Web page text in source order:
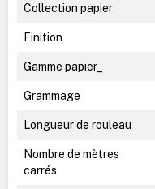
Collection papier
Finition
Gamme papier_
Grammage
Longueur de rouleau
Nombre de mètres
carrés